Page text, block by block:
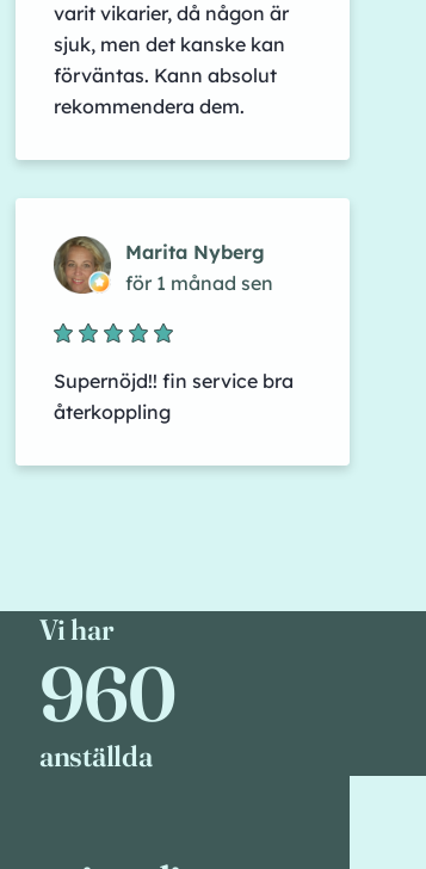
varit vikarier, då någon är
sjuk, men det kanske kan
förväntas. Kann absolut
rekommendera dem.
Marita Nyberg
för 1 månad sen
Supernöjd!! fin service bra
återkoppling
Vi har
960
960
anställda